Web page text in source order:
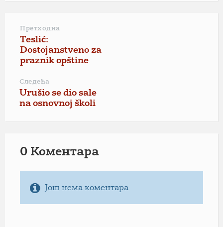
Претходна
Teslić:
Dostojanstveno za
praznik opštine
Следећа
Urušio se dio sale
na osnovnoj školi
0 Коментарa
Још нема коментара